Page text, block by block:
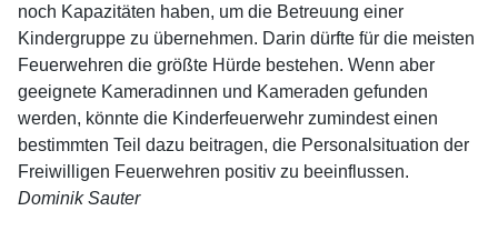
noch Kapazitäten haben, um die Betreuung einer
Kindergruppe zu übernehmen. Darin dürfte für die meisten
Feuerwehren die größte Hürde bestehen. Wenn aber
geeignete Kameradinnen und Kameraden gefunden
werden, könnte die Kinderfeuerwehr zumindest einen
bestimmten Teil dazu beitragen, die Personalsituation der
Freiwilligen Feuerwehren positiv zu beeinflussen.
Dominik Sauter